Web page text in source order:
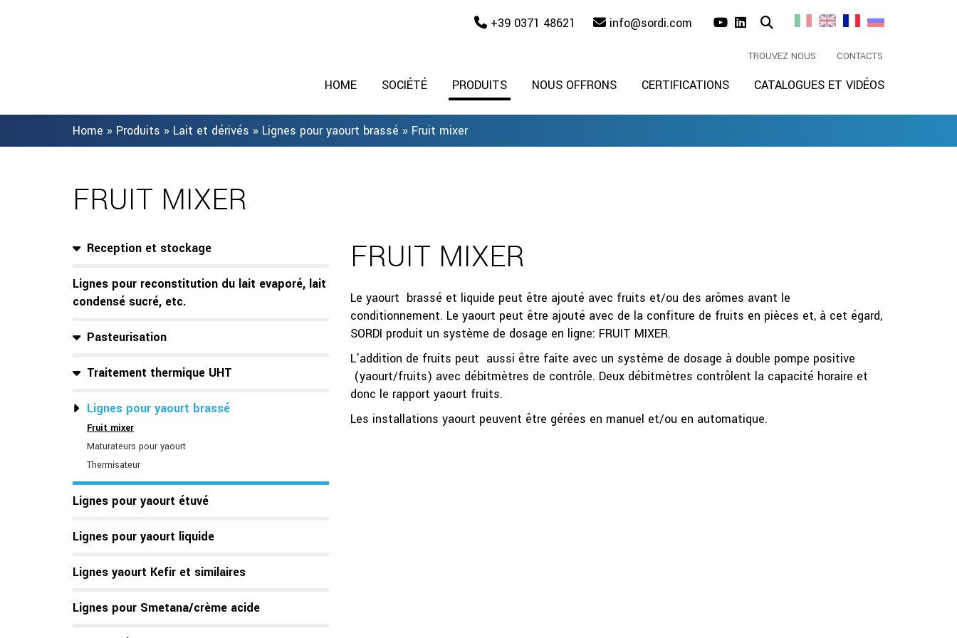
+39 0371 48621 info@sordi.com
TROUVEZ NOUS CONTACTS
HOME SOCIÉTÉ PRODUITS NOUS OFFRONS CERTIFICATIONS CATALOGUES ET VIDÉOS
Home » Produits » Lait et dérivés » Lignes pour yaourt brassé » Fruit mixer
FRUIT MIXER
Reception et stockage
Lignes pour reconstitution du lait evaporé, lait
condensé sucré, etc.
Pasteurisation
Traitement thermique UHT
Lignes pour yaourt brassé
Fruit mixer
Maturateurs pour yaourt
Thermisateur
Lignes pour yaourt étuvé
Lignes pour yaourt liquide
Lignes yaourt Kefir et similaires
Lignes pour Smetana/crème acide
FRUIT MIXER
Le yaourt brassé et liquide peut être ajouté avec fruits et/ou des arômes avant le
conditionnement. Le yaourt peut être ajouté avec de la confiture de fruits en pièces et, à cet égard,
SORDI produit un système de dosage en ligne: FRUIT MIXER.
L'addition de fruits peut aussi être faite avec un système de dosage à double pompe positive
(yaourt/fruits) avec débitmètres de contrôle. Deux débitmètres contrôlent la capacité horaire et
donc le rapport yaourt fruits.
Les installations yaourt peuvent être gérées en manuel et/ou en automatique.